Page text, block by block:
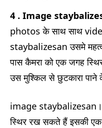
4 . Image
photos के साथ साथ
staybalizesan उसमे
पास कैमरा को एक जगह
उस मुश्किल से छुटकारा
image staybalizesan।
स्थिर रख सकते हैं इसकी